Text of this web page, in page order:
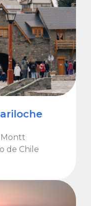
Montt
de Chile